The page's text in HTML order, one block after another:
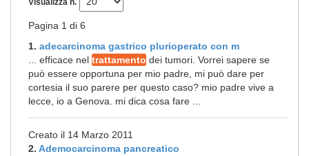
Visualizza n.
Pagina 1 di 6
1. adecarcinoma gastrico plurioperato con m
... efficace nel trattamento dei tumori. Vorrei sapere se
può essere opportuna per mio padre, mi può dare per
cortesia il suo parere per questo caso? mio padre vive a
lecce, io a Genova. mi dica cosa fare ...
Creato il 14 Marzo 2011
2. Ademocarcinoma pancreatico